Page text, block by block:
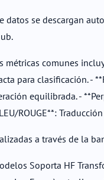
datos se descargan
métricas comunes
para clasificación. -
equilibrada. -
ROUGE**:
a través de la
Soporta HF